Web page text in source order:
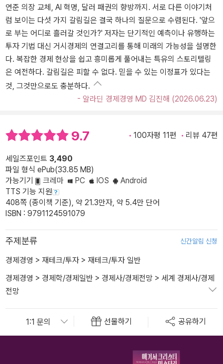
연준 의장 교체, AI 혁명, 달러 패권의 향방까지. 서로 다른 이야기처
럼 보이는 다섯 가지 갈림길은 결국 하나의 질문으로 수렴된다. '앞으
로 부는 어디로 흘러갈 것인가?' 저자는 단기적인 예측이나 유행하는
투자 기법 대신 거시경제의 연결고리를 통해 미래의 가능성을 설명한
다. 복잡한 경제 현상을 쉽고 흥미롭게 풀어내는 특유의 스토리텔링
은 여전하다. 갈림길은 피할 수 없다. 믿을 수 있는 이정표가 있다는
것, 그것만으로도 충분하다.
- 알라딘 경제경영 MD 김진해 (2026.06.23)
9.7 100자평 11편 리뷰 47편
세일즈포인트 3,490
파일 형식 ePub(33.85 MB)
가능기기
크레마 PC IOS
Android
TTS 기능 지원
408쪽 (종이책 기준), 약 21.3만자, 약 5.4만 단어
ISBN : 9791124591079
주제분류 신간알림 신청
경제경영 > 재테크/투자 > 재테크/투자 일반
경제경영 > 경제학/경제일반 > 경제사/경제전망 > 세계 경제사/경제
전망
선물하기 공유하기